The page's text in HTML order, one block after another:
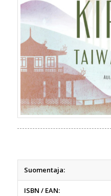
Suomentaja:
ISBN / EAN: